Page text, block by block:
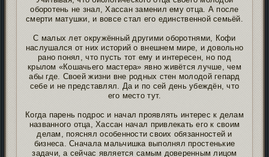
оборотень не знал, Хассан заменил ему отца. А после
смерти матушки, и вовсе стал его единственной семьёй.
С малых лет окружённый другими оборотнями, Кофи
наслушался от них историй о внешнем мире, и довольно
рано понял, что пусть тот ему и интересен, но под
крылом «Кошачьего мастера» явно живётся лучше, чем
абы где. Своей жизни вне родных стен молодой гепард
себе и не представлял. Да и по сей день убеждён, что
его место тут.
Когда парень подрос и начал проявлять интерес к делам
названного отца, Хассан начал привлекать его к своим
делам, пояснял особенности своих обязанностей и
бизнеса. Сначала мальчишка выполнял простенькие
задачи, а сейчас является самым доверенным лицом